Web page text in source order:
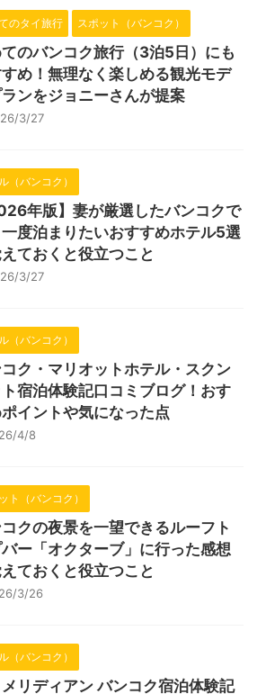
のタイ旅行 スポット（バンコク）
のバンコク旅行（3泊5日）にも
め！無理なく楽しめる観光モデ
ンをジョニーさんが提案
3/27
（バンコク）
年版】妻が厳選したバンコクで
一度泊まりたいおすすめホテル5選
えておくと役立つこと
3/27
（バンコク）
ク・マリオットホテル・スクン
ト宿泊体験記口コミブログ！おす
イントや気になった点
4/8
ト（バンコク）
クの夜景を一望できるルーフト
ー「オクターブ」に行った感想
えておくと役立つこと
3/26
（バンコク）
リディアン バンコク宿泊体験記